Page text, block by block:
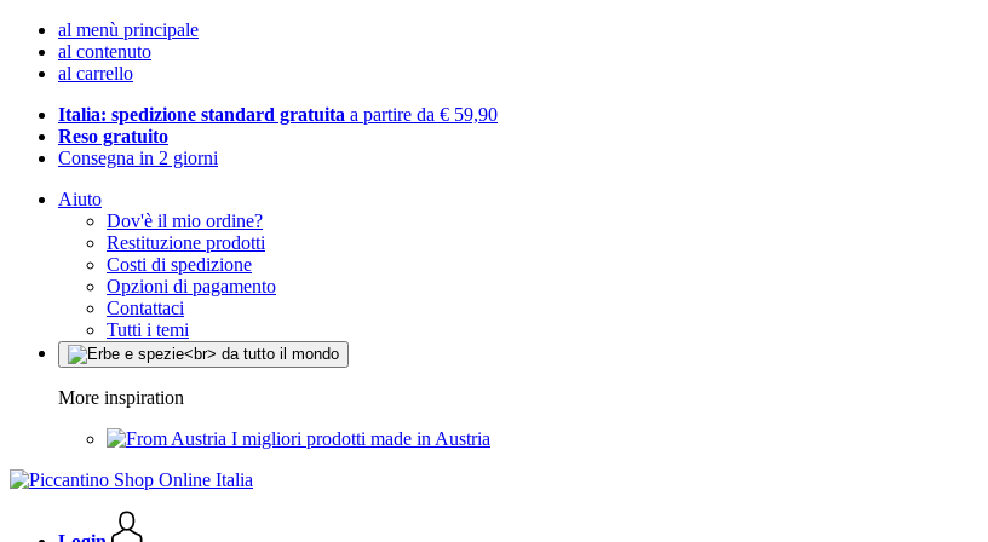
al menù principale
al contenuto
al carrello
Italia: spedizione standard gratuita a partire da € 59,90
Reso gratuito
Consegna in 2 giorni
Aiuto
Dov'è il mio ordine?
Restituzione prodotti
Costi di spedizione
Opzioni di pagamento
Contattaci
Tutti i temi
More inspiration
I migliori prodotti made in Austria